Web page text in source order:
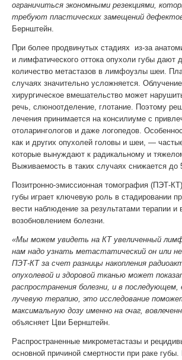
ограничиться экономными резекциями,
требуют пластических замещений
Бернштейн.
При более продвинутых стадиях из-за
и лимфатического оттока опухоли губы дают
количество метастазов в лимфоузлы шеи.
случаях значительно усложняется.
хирургическое вмешательство может
речь, слюноотделение, глотание. Поэтому
лечения принимается на консилиуме с
отоларингологов и даже логопедов.
как и других опухолей головы и шеи, —
которые вынуждают к радикальному и
Выживаемость в таких случаях снижается до
Позитронно-эмиссионная томография (ПЭТ-
губы играет ключевую роль в стадировании
вести наблюдение за результатами терапии
возобновлением болезни.
«Мы можем увидеть на КТ увеличенный
нам надо узнать метастатический он или
ПЭТ-КТ за счет разницы накопления
опухолевой и здоровой тканью может
распространения болезни, и в
лучевую терапию, это исследование
максимальную дозу именно на очаг,
объясняет Цви Бернштейн.
Распространенные микрометастазы и
основной причиной смертности при раке